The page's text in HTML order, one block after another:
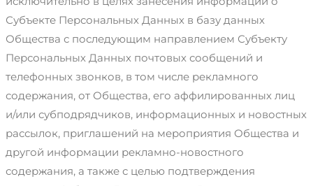
Субъекте Персональных Данных в базу данных
Общества с последующим направлением Субъекту
Персональных Данных почтовых сообщений и
телефонных звонков, в том числе рекламного
содержания, от Общества, его аффилированных лиц
и/или субподрядчиков, информационных и новостных
рассылок, приглашений на мероприятия Общества и
другой информации рекламно-новостного
содержания, а также с целью подтверждения